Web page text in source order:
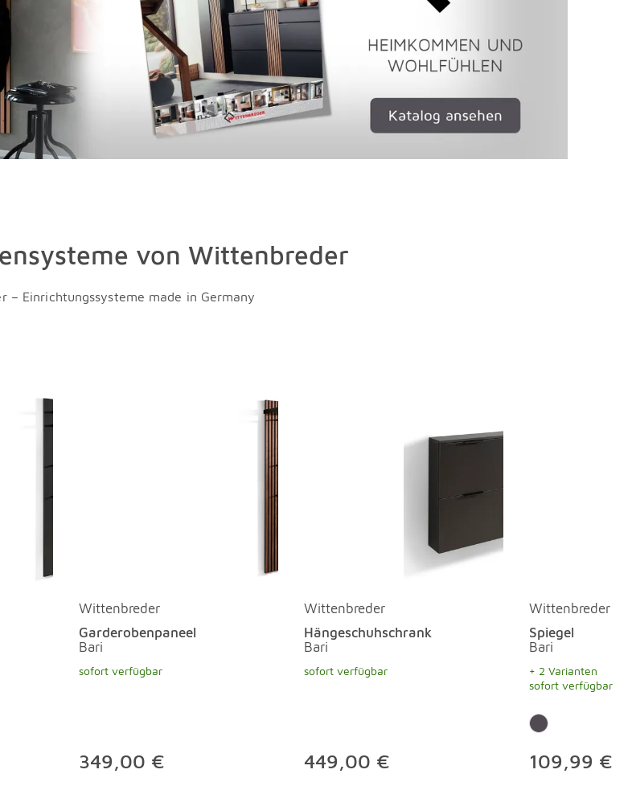
von Wittenbreder
– Einrichtungssysteme made in Germany
Wittenbreder
Garderobenpaneel
Bari
sofort verfügbar
349,00 €
Wittenbreder
Hängeschuhschrank
Bari
sofort verfügbar
449,00 €
Wittenbreder
Spiegel
Bari
+ 2 Varianten
sofort verfügbar
109,99 €